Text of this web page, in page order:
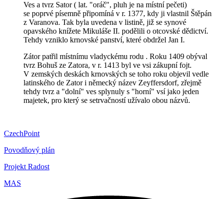
Ves a tvrz Sator ( lat. "oráč", pluh je na místní pečeti)
se poprvé písemně připomíná v r. 1377, kdy ji vlastnil Štěpán
z Varanova. Tak byla uvedena v listině, již se synové
opavského knížete Mikuláše II. podělili o otcovské dědictví.
Tehdy vzniklo krnovské panství, které obdržel Jan I.
Zátor patřil místnímu vladyckému rodu . Roku 1409 obýval
tvrz Bohuš ze Zatora, v r. 1413 byl ve vsi zákupní fojt.
V zemských deskách krnovských se toho roku objevil vedle
latinského de Zator i německý název Zeyffersdorf, zřejmě
tehdy tvrz a "dolní" ves splynuly s "horní" vsí jako jeden
majetek, pro který se setrvačností užívalo obou názvů.
CzechPoint
Povodňový plán
Projekt Radost
MAS